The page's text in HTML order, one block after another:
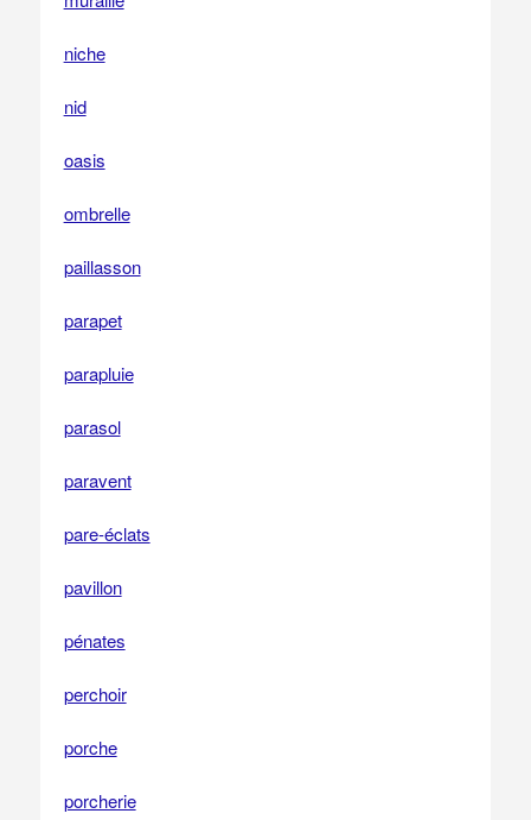
niche
nid
oasis
ombrelle
paillasson
parapet
parapluie
parasol
paravent
pare-éclats
pavillon
pénates
perchoir
porche
porcherie